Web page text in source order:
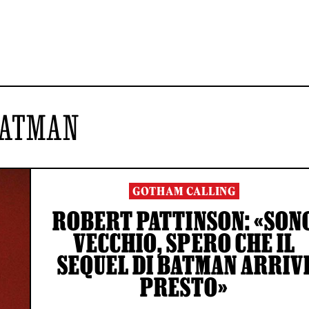
GOTHAM CALLING
ROBERT PATTINSON:
VECCHIO, SPERO CHE IL
SEQUEL DI BATMAN
PRESTO»